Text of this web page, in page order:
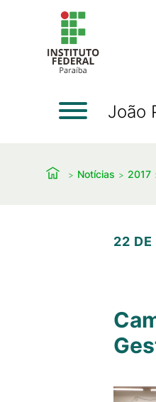
João
Notícias 2017
22 DE